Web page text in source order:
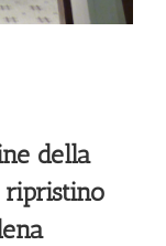
della
ripristino